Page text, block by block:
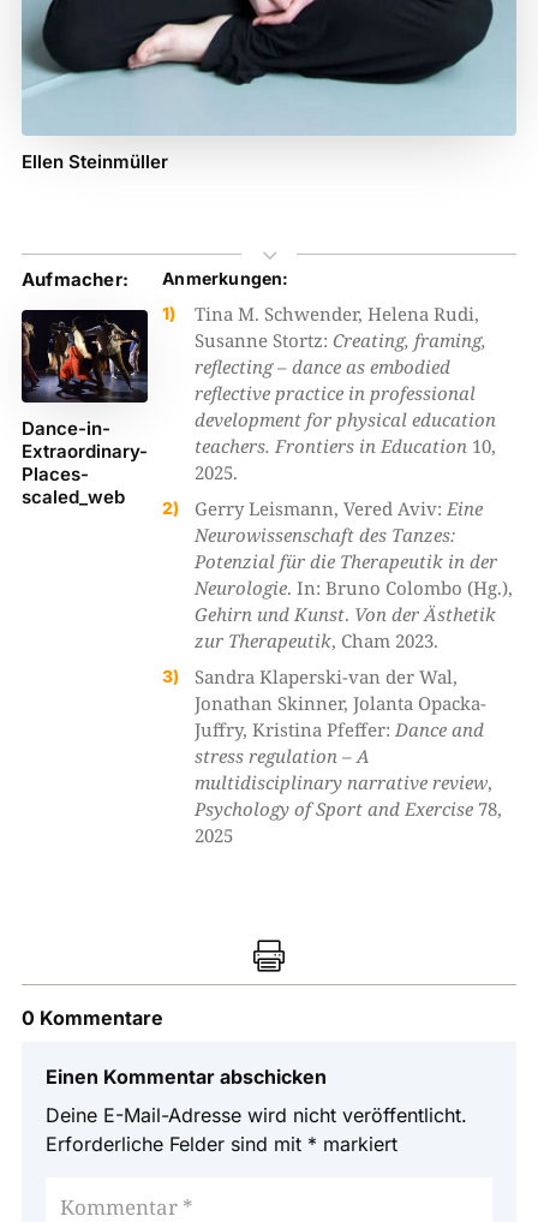
Ellen Steinmüller
3
Aufmacher:
Dance-in-
Extraordinary-
Places-
scaled_web
Anmerkungen:
Tina M. Schwender, Helena Rudi,
Susanne Stortz:Creating, framing,
reflecting – dance as embodied
reflective practice in professional
development for physical education
teachers. Frontiers in ­Education 10,
2025.
Gerry Leismann, Vered Aviv: Eine
Neurowissenschaft des Tanzes:
Potenzial für die Therapeutik in der
Neurologie. In: Bruno Colombo (Hg.),
Gehirn und Kunst. Von der Ästhetik
zur Therapeutik, Cham 2023.
Sandra Klaperski-van der Wal,
Jonathan Skinner, Jolanta Opacka-
Juffry, Kristina Pfeffer: Dance and
stress regulation – A
multidisciplinary narrative review, ­
Psychology of Sport and Exercise 78,
2025

0 Kommentare
Einen Kommentar abschicken
Deine E-Mail-Adresse wird nicht veröffentlicht.
Erforderliche Felder sind mit * markiert